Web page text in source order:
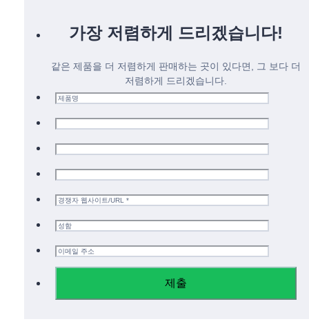
가장 저렴하게 드리겠습니다!
같은 제품을 더 저렴하게 판매하는 곳이 있다면, 그 보다 더
저렴하게 드리겠습니다.
제출